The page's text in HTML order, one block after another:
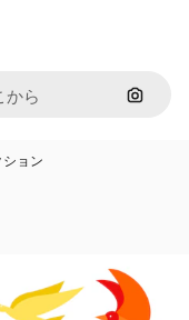
画像で
ョン